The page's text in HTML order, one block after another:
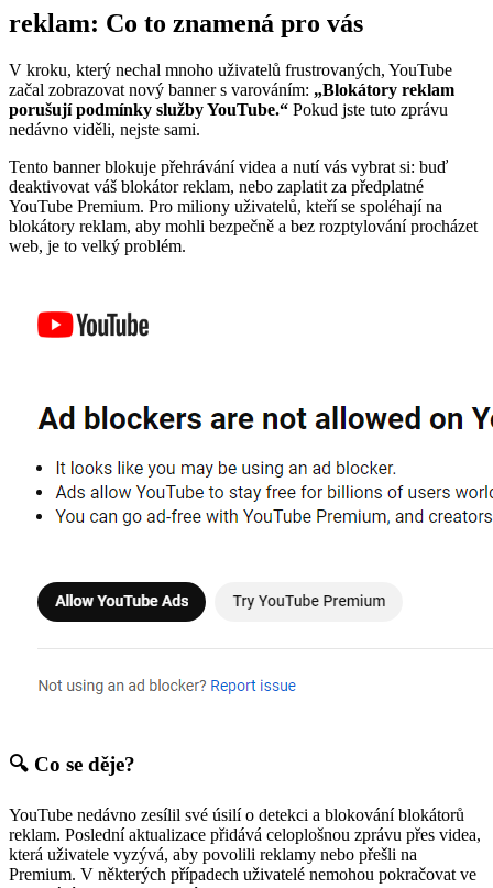
reklam: Co to znamená pro vás
V kroku, který nechal mnoho uživatelů frustrovaných, YouTube
začal zobrazovat nový banner s varováním: „Blokátory reklam
porušují podmínky služby YouTube.“ Pokud jste tuto zprávu
nedávno viděli, nejste sami.
Tento banner blokuje přehrávání videa a nutí vás vybrat si: buď
deaktivovat váš blokátor reklam, nebo zaplatit za předplatné
YouTube Premium. Pro miliony uživatelů, kteří se spoléhají na
blokátory reklam, aby mohli bezpečně a bez rozptylování procházet
web, je to velký problém.
🔍 Co se děje?
YouTube nedávno zesílil své úsilí o detekci a blokování blokátorů
reklam. Poslední aktualizace přidává celoplošnou zprávu přes videa,
která uživatele vyzývá, aby povolili reklamy nebo přešli na
Premium. V některých případech uživatelé nemohou pokračovat ve